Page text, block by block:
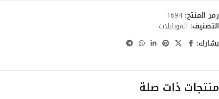
رمز المنتج: 1694
التصنيف: الموبايلات
يشارك:
منتجات ذات صلة